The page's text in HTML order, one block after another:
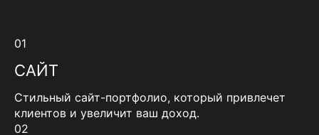
01
САЙТ
Стильный сайт-портфолио, который привлечет
клиентов и увеличит ваш доход.
02